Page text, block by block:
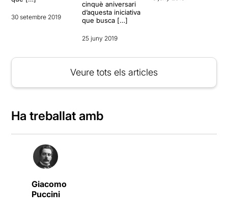
30 setembre 2019
cinquè aniversari
d’aquesta iniciativa
que busca […]
25 juny 2019
Veure tots els articles
Ha treballat amb
Giacomo
Puccini